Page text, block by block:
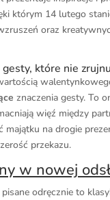
którym 14 lutego
oraz
gesty, które nie
znaczenia gesty. To
więź między
majątku na drogie
przekazu.
w nowej
odręcznie to